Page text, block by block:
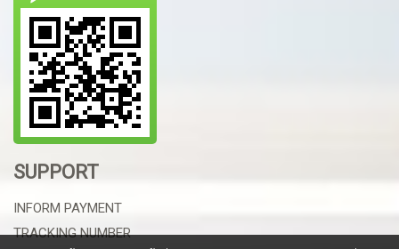
SUPPORT
INFORM PAYMENT
TRACKING NUMBER